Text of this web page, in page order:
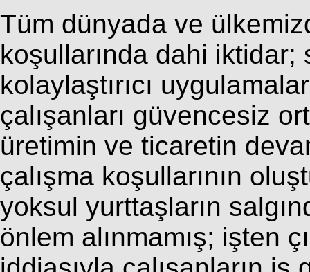
Tüm dünyada ve
koşullarında dahi
kolaylaştırıcı
çalışanları güvencesiz
üretimin ve ticaretin
çalışma koşullarının
yoksul yurttaşların
önlem alınmamış; işten